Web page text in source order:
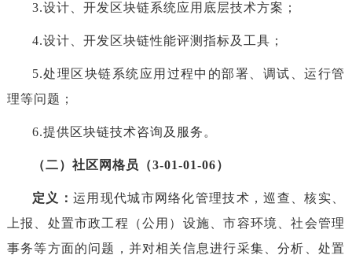
3.设计、开发区块链系统应用底层技术方案；
4.设计、开发区块链性能评测指标及工具；
5.处理区块链系统应用过程中的部署、调试、运行管
理等问题；
6.提供区块链技术咨询及服务。
（二）社区网格员（3-01-01-06）
定义： 运用现代城市网络化管理技术，巡查、核实、
上报、处置市政工程（公用）设施、市容环境、社会管理
事务等方面的问题，并对相关信息进行采集、分析、处置